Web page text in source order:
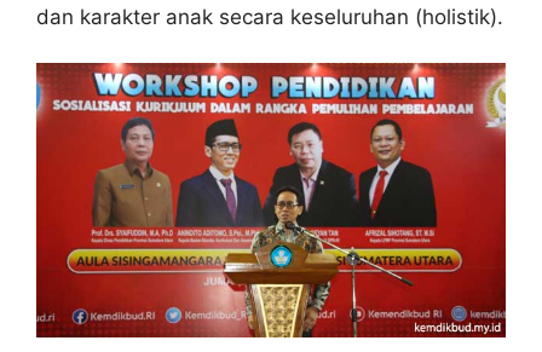
dan karakter anak secara keseluruhan (holistik).